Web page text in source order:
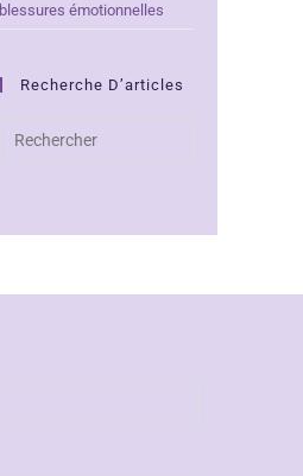
blessures émotionnelles
Recherche D’articles